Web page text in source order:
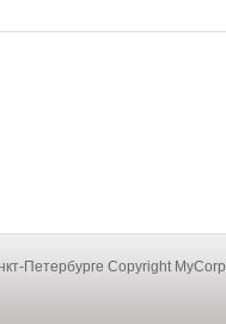
Петербурге Copyright MyCorp